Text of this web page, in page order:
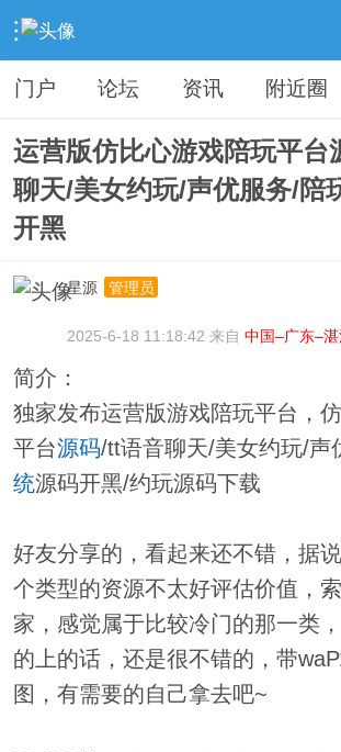
› 分类信息 › 源码模板 › 内容
门户 论坛 资讯 附近圈
运营版仿比心游戏陪玩平台
聊天/美女约玩/声优服务/陪
开黑
星源
管理员
2025-6-18 11:18:42 来自 中国–广东–
简介：
独家发布运营版游戏陪玩平台，
平台源码/tt语音聊天/美女约玩/声
统源码开黑/约玩源码下载
好友分享的，看起来还不错，据
个类型的资源不太好评估价值，
家，感觉属于比较冷门的那一类
的上的话，还是很不错的，带
图，有需要的自己拿去吧~